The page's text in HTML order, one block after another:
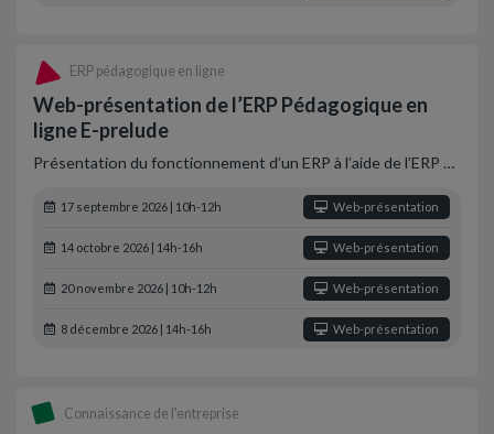
ERP pédagogique en ligne
Web-présentation de l’ERP Pédagogique en
ligne E-prelude
Présentation du fonctionnement d’un ERP à l’aide de l’ERP …
17 septembre 2026 | 10h-12h Web-présentation
14 octobre 2026 | 14h-16h Web-présentation
20 novembre 2026 | 10h-12h Web-présentation
8 décembre 2026 | 14h-16h Web-présentation
Connaissance de l'entreprise